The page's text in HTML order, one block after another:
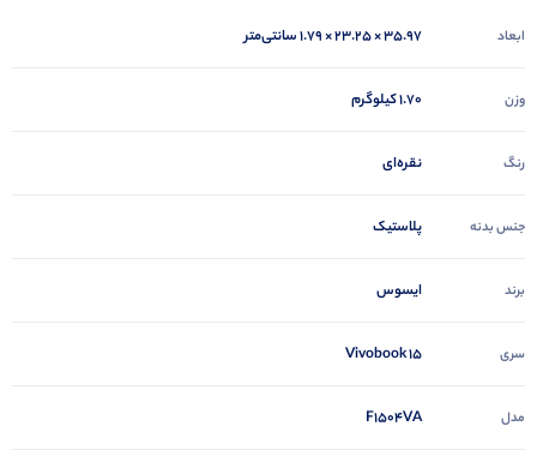
ابعاد 35.97 × 23.25 × 1.79 سانتی‌متر
وزن 1.70 کیلوگرم
رنگ نقره‌ای
جنس بدنه پلاستیک
برند ایسوس
سری Vivobook 15
مدل F1504VA